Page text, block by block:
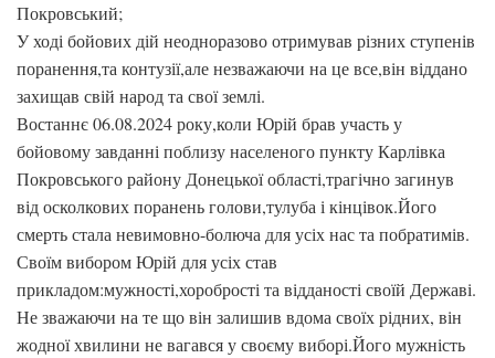
Покровський;
У ході бойових дій неодноразово отримував різних ступенів
поранення,та контузії,але незважаючи на це все,він віддано
захищав свій народ та свої землі.
Востаннє 06.08.2024 року,коли Юрій брав участь у
бойовому завданні поблизу населеного пункту Карлівка
Покровського району Донецької області,трагічно загинув
від осколкових поранень голови,тулуба і кінцівок.Його
смерть стала невимовно-болюча для усіх нас та побратимів.
Своїм вибором Юрій для усіх став
прикладом:мужності,хоробрості та відданості своїй Державі.
Не зважаючи на те що він залишив вдома своїх рідних, він
жодної хвилини не вагався у своєму виборі.Його мужність